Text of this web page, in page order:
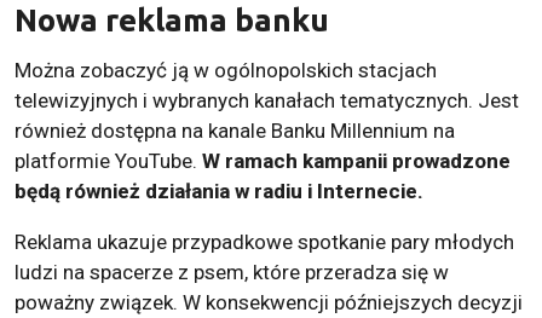
Nowa reklama banku
Można zobaczyć ją w ogólnopolskich stacjach
telewizyjnych i wybranych kanałach tematycznych. Jest
również dostępna na kanale Banku Millennium na
platformie YouTube. W ramach kampanii prowadzone
będą również działania w radiu i Internecie.
Reklama ukazuje przypadkowe spotkanie pary młodych
ludzi na spacerze z psem, które przeradza się w
poważny związek. W konsekwencji późniejszych decyzji